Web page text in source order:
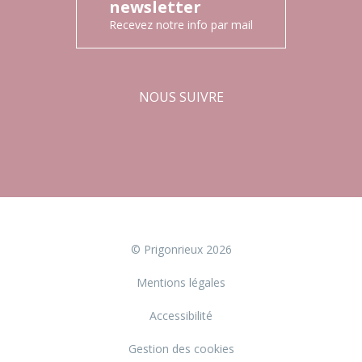
newsletter
Recevez notre info par mail
NOUS SUIVRE
© Prigonrieux 2026
Mentions légales
Accessibilité
Gestion des cookies